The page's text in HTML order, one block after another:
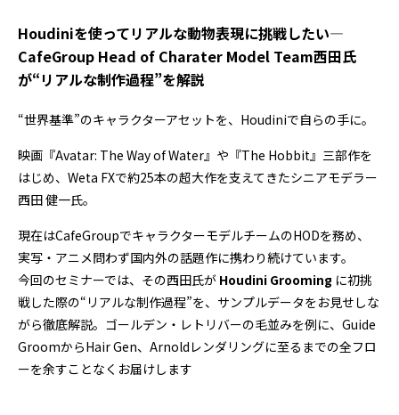
Houdiniを使ってリアルな動物表現に挑戦したい―
CafeGroup Head of Charater Model Team西田氏
が“リアルな制作過程”を解説
――“世界基準”のキャラクターアセットを、Houdiniで自らの手に。
映画『Avatar: The Way of Water』や『The Hobbit』三部作を
はじめ、Weta FXで約25本の超大作を支えてきたシニアモデラー――
西田 健一氏。
現在はCafeGroupでキャラクターモデルチームのHODを務め、
実写・アニメ問わず国内外の話題作に携わり続けています。
今回のセミナーでは、その西田氏が Houdini Grooming に初挑
戦した際の“リアルな制作過程”を、サンプルデータをお見せしな
がら徹底解説。ゴールデン・レトリバーの毛並みを例に、Guide
GroomからHair Gen、Arnoldレンダリングに至るまでの全フロ
ーを余すことなくお届けします